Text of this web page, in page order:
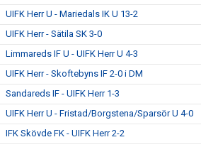
UIFK Herr U - Mariedals IK U 13-2
UIFK Herr - Sätila SK 3-0
Limmareds IF U - UIFK Herr U 4-3
UIFK Herr - Skoftebyns IF 2-0 i DM
Sandareds IF - UIFK Herr 1-3
UIFK Herr U - Fristad/Borgstena/Sparsör U 4-0
IFK Skövde FK - UIFK Herr 2-2